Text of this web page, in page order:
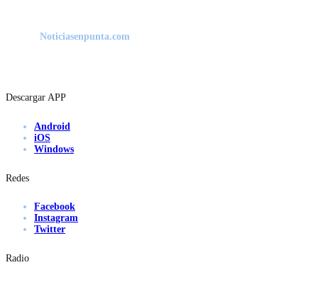
Noticiasenpunta.com
Descargar APP
Android
iOS
Windows
Redes
Facebook
Instagram
Twitter
Radio